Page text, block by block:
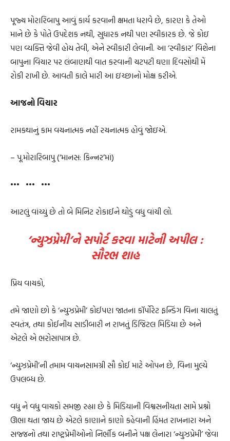
પૂજ્ય મોરારિબાપુ આવું કાર્ય કરવાની ક્ષમતા ધરાવે છે, કારણ કે તેઓ
માને છે કે પોતે ઉપદેશક નથી, સુધારક નથી પણ સ્વીકારક છે. જે કોઇ
પણ વ્યક્તિ જેવી હોય તેવી, એને સ્વીકારી લેવાની. આ ‘સ્વીકાર’ વિશેના
બાપુના વિચાર પર લંબાણથી વાત કરવાની ચટપટી ઘણા દિવસોથી મેં
રોકી રાખી છે. આવતી કાલે મારી આ ઇચ્છાનો મોક્ષ કરીએ.
આજનો વિચાર
રામકથાનું કામ વચનાત્મક નહીં રચનાત્મક હોવું જોઇએ.
– પૂ.મોરારિબાપુ (‘માનસ: કિન્નર’માં)
••• ••• •••
આટલું વાંચ્યું છે તો બે મિનિટ રોકાઈને થોડું વધુ વાંચી લો.
‘ન્યુઝપ્રેમી’ને સપોર્ટ કરવા માટેની અપીલ :
સૌરભ શાહ
પ્રિય વાચકો,
તમે જાણો છો કે ‘ન્યુઝપ્રેમી’ કોઈપણ જાતના કૉર્પોરેટ ફન્ડિંગ વિના ચાલતું
સ્વતંત્ર, તથા કોઈનીય સાડીબારી ન રાખતું ડિજિટલ મિડિયા છે અને
એટલે એ ભરોસાપાત્ર છે.
‘ન્યુઝપ્રેમી’ની તમામ વાચનસામગ્રી સૌ કોઈ માટે ઓપન છે, વિના મુલ્યે
ઉપલબ્ધ છે.
વધુ ને વધુ વાચકો સમજી રહ્યા છે કે મિડિયાની વિશ્વસનીયતા સામે પ્રશ્નો
ઊભા થતા જાય છે એટલે કાણાને કાણો કહેવાની હિંમત રાખનારા અને
સજ્જનો તથા રાષ્ટ્રપ્રેમીઓનો નિર્ભીક બનીને પક્ષ લેનારા ‘ન્યુઝપ્રેમી’ જેવા